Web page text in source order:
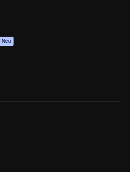
Neu